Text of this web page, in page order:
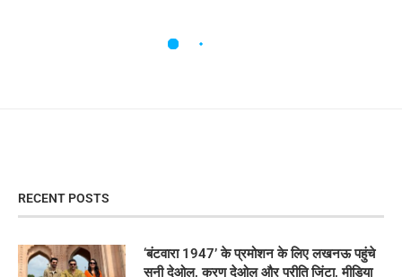
RECENT POSTS
‘बंटवारा 1947’ के प्रमोशन के लिए लखनऊ पहुंचे
सनी देओल, करण देओल और प्रीति जिंटा, मीडिया